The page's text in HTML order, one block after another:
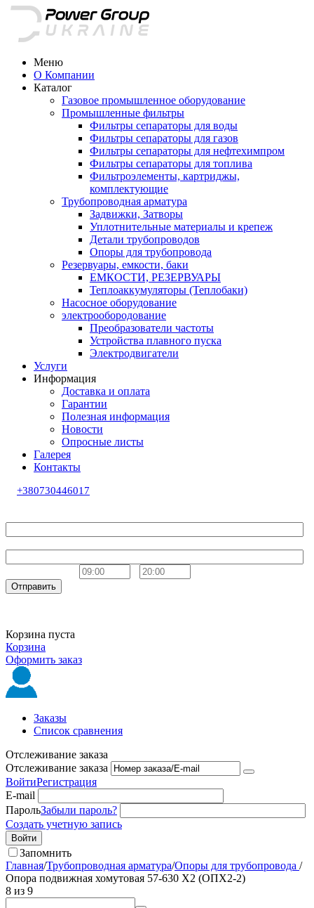
Меню
О Компании
Каталог
Газовое промышленное оборудование
Промышленные фильтры
Фильтры сепараторы для воды
Фильтры сепараторы для газов
Фильтры сепараторы для нефтехимпром
Фильтры сепараторы для топлива
Фильтроэлементы, картриджы,
комплектующие
Трубопроводная арматура
Задвижки, Затворы
Уплотнительные материалы и крепеж
Детали трубопроводов
Опоры для трубопровода
Резервуары, емкости, баки
ЕМКОСТИ, РЕЗЕРВУАРЫ
Теплоаккумуляторы (Теплобаки)
Насосное оборудование
электрообородование
Преобразователи частоты
Устройства плавного пуска
Электродвигатели
Услуги
Информация
Доставка и оплата
Гарантии
Полезная информация
Новости
Опросные листы
Галерея
Контакты
+380730446017
Отправить
Корзина пуста
Корзина
Оформить заказ
Заказы
Список сравнения
Отслеживание заказа
Отслеживание заказа
ВойтиРегистрация
E-mail
ПарольЗабыли пароль?
Создать учетную запись
Войти
Запомнить
Главная/Трубопроводная арматура/Опоры для трубопровода /
Опора подвижная хомутовая 57-630 Х2 (ОПХ2-2)
8 из 9